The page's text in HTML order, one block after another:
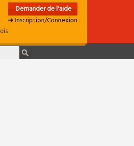
Demander de l'aide
➜ Inscription/Connexion